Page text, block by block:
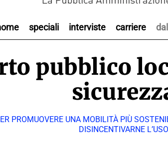
speciali interviste carriere
pubblico
PROMUOVERE UNA MOBILITÀ PIÙ
DISINCENTIVARNE L’USO